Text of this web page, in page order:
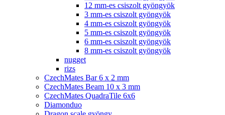
12 mm-es csiszolt gyöngyök
3 mm-es csiszolt gyöngyök
4 mm-es csiszolt gyöngyök
5 mm-es csiszolt gyöngyök
6 mm-es csiszolt gyöngyök
8 mm-es csiszolt gyöngyök
nugget
rizs
CzechMates Bar 6 x 2 mm
CzechMates Beam 10 x 3 mm
CzechMates QuadraTile 6x6
Diamonduo